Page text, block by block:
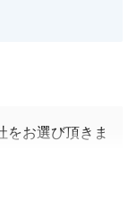
をお選び頂きま
例を考慮すると